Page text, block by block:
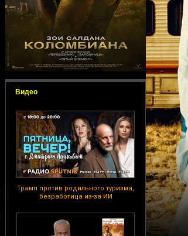
Видео
Трамп против родильного туризма,
безработица из-за ИИ